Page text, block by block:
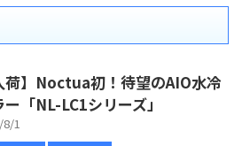
荷】Noctua初！待望のAIO水冷
「NL-LC1シリーズ」
8/1